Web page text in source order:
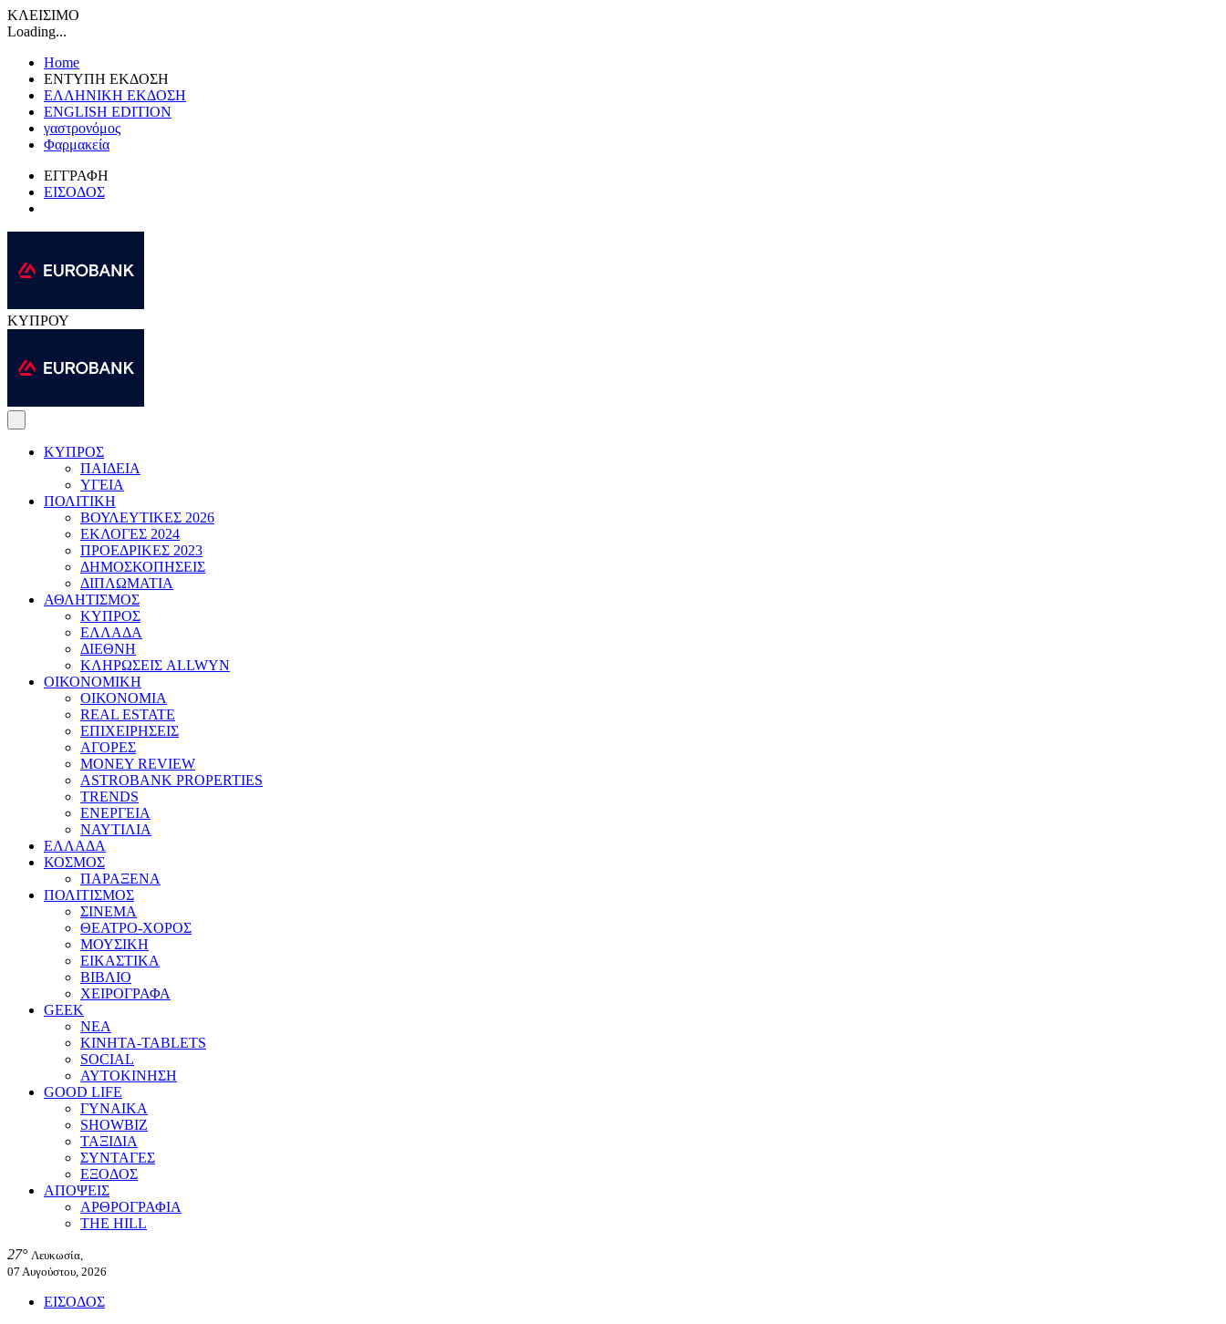
ΚΛΕΙΣΙΜΟ
Loading...
Home
ΕΝΤΥΠΗ ΕΚΔΟΣΗ
ΕΛΛΗΝΙΚΗ ΕΚΔΟΣΗ
ENGLISH EDITION
γαστρονόμος
Φαρμακεία
ΕΓΓΡΑΦΗ
ΕΙΣΟΔΟΣ
ΚΥΠΡΟΥ
ΚΥΠΡΟΣ
ΠΑΙΔΕΙΑ
ΥΓΕΙΑ
ΠΟΛΙΤΙΚΗ
ΒΟΥΛΕΥΤΙΚΕΣ 2026
ΕΚΛΟΓΕΣ 2024
ΠΡΟΕΔΡΙΚΕΣ 2023
ΔΗΜΟΣΚΟΠΗΣΕΙΣ
ΔΙΠΛΩΜΑΤΙΑ
ΑΘΛΗΤΙΣΜΟΣ
ΚΥΠΡΟΣ
ΕΛΛΑΔΑ
ΔΙΕΘΝΗ
ΚΛΗΡΩΣΕΙΣ ALLWYN
ΟΙΚΟΝΟΜΙΚΗ
ΟΙΚΟΝΟΜΙΑ
REAL ESTATE
ΕΠΙΧΕΙΡΗΣΕΙΣ
ΑΓΟΡΕΣ
MONEY REVIEW
ASTROBANK PROPERTIES
TRENDS
ΕΝΕΡΓΕΙΑ
ΝΑΥΤΙΛΙΑ
ΕΛΛΑΔΑ
ΚΟΣΜΟΣ
ΠΑΡΑΞΕΝΑ
ΠΟΛΙΤΙΣΜΟΣ
ΣΙΝΕΜΑ
ΘΕΑΤΡΟ-ΧΟΡΟΣ
ΜΟΥΣΙΚΗ
ΕΙΚΑΣΤΙΚΑ
ΒΙΒΛΙΟ
ΧΕΙΡΟΓΡΑΦΑ
GEEK
ΝΕΑ
ΚΙΝΗΤΑ-TABLETS
SOCIAL
ΑΥΤΟΚΙΝΗΣΗ
GOOD LIFE
ΓΥΝΑΙΚΑ
SHOWBIZ
ΤΑΞΙΔΙΑ
ΣΥΝΤΑΓΕΣ
ΕΞΟΔΟΣ
ΑΠΟΨΕΙΣ
ΑΡΘΡΟΓΡΑΦΙΑ
THE HILL
27° Λευκωσία,
07 Αυγούστου, 2026
ΕΙΣΟΔΟΣ